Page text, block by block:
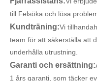
till Felsöka och lösa
Kundträning:Vi
team för att säkerställa att
underhålla utrustning.
Garanti och ersättning:
1 års garanti, som täcker